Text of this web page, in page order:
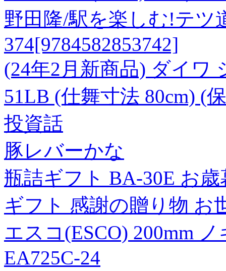
野田隆/駅を楽しむ!テツ
374[9784582853742]
(24年2月新商品) ダイワ
51LB (仕舞寸法 80cm) (
投資話
豚レバーかな
瓶詰ギフト BA-30E お
ギフト 感謝の贈り物 お
エスコ(ESCO) 200mm
EA725C-24